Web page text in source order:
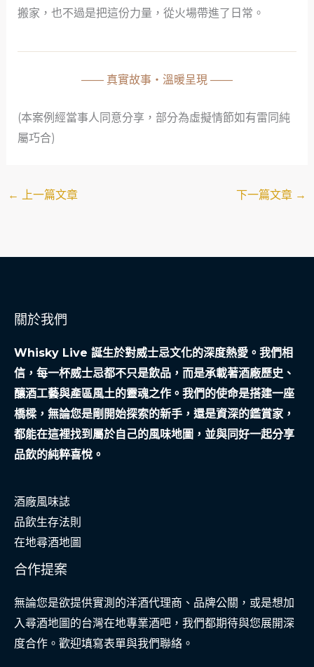
搬家，也不過是把這份力量，從火場帶進了日常。
—— 真實故事・溫暖呈現 ——
(本案例經當事人同意分享，部分為虛擬情節如有雷同純
屬巧合)
← 上一篇文章 下一篇文章 →
關於我們
Whisky Live 誕生於對威士忌文化的深度熱愛。我們相
信，每一杯威士忌都不只是飲品，而是承載著酒廠歷史、
釀酒工藝與產區風土的靈魂之作。我們的使命是搭建一座
橋樑，無論您是剛開始探索的新手，還是資深的鑑賞家，
都能在這裡找到屬於自己的風味地圖，並與同好一起分享
品飲的純粹喜悅。
酒廠風味誌
品飲生存法則
在地尋酒地圖
合作提案
無論您是欲提供實測的洋酒代理商、品牌公關，或是想加
入尋酒地圖的台灣在地專業酒吧，我們都期待與您展開深
度合作。歡迎填寫表單與我們聯絡。